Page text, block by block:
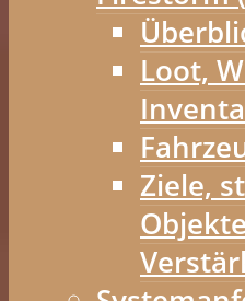
Loot,
Ziele,